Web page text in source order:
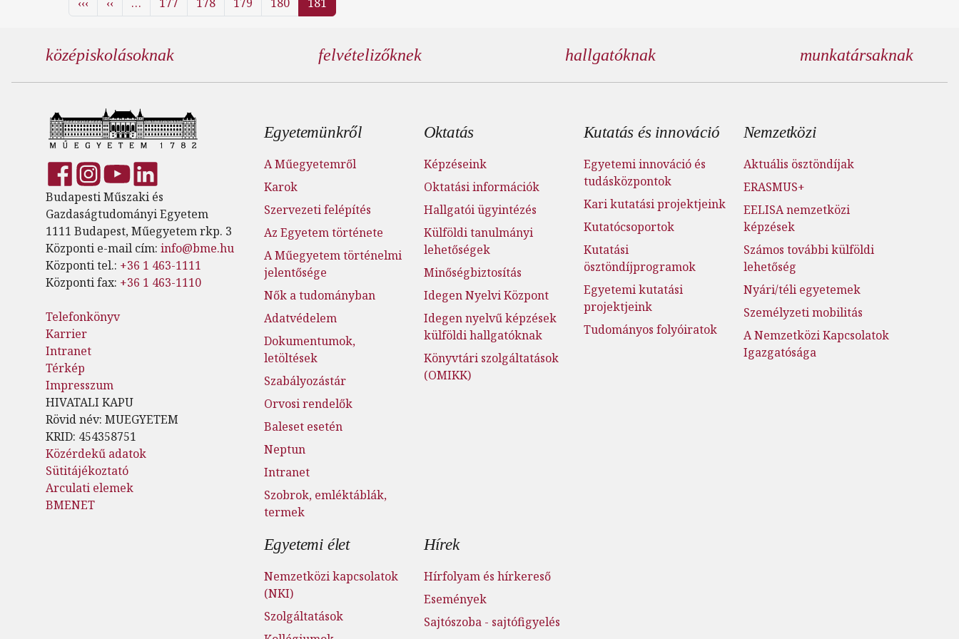
középiskolásoknak felvételizőknek hallgatóknak munkatársaknak
Budapesti Műszaki és
Gazdaságtudományi Egyetem
1111 Budapest, Műegyetem rkp. 3
Központi e-mail cím: info@bme.hu
Központi tel.: +36 1 463-1111
Központi fax: +36 1 463-1110
Telefonkönyv
Karrier
Intranet
Térkép
Impresszum
HIVATALI KAPU
Rövid név: MUEGYETEM
KRID: 454358751
Közérdekű adatok
Sütitájékoztató
Arculati elemek
BMENET
Lábléc menü
Egyetemünkről
A Műegyetemről
Karok
Szervezeti felépítés
Az Egyetem története
A Műegyetem történelmi
jelentősége
Nők a tudományban
Adatvédelem
Dokumentumok,
letöltések
Szabályozástár
Orvosi rendelők
Baleset esetén
Neptun
Intranet
Szobrok, emléktáblák,
termek
Oktatás
Képzéseink
Oktatási információk
Hallgatói ügyintézés
Külföldi tanulmányi
lehetőségek
Minőségbiztosítás
Idegen Nyelvi Központ
Idegen nyelvű képzések
külföldi hallgatóknak
Könyvtári szolgáltatások
(OMIKK)
Kutatás és innováció
Egyetemi innováció és
tudásközpontok
Kari kutatási projektjeink
Kutatócsoportok
Kutatási
ösztöndíjprogramok
Egyetemi kutatási
projektjeink
Tudományos folyóiratok
Nemzetközi
Aktuális ösztöndíjak
ERASMUS+
EELISA nemzetközi
képzések
Számos további külföldi
lehetőség
Nyári/téli egyetemek
Személyzeti mobilitás
A Nemzetközi Kapcsolatok
Igazgatósága
Egyetemi élet
Nemzetközi kapcsolatok
(NKI)
Szolgáltatások
Hírek
Hírfolyam és hírkereső
Események
Sajtószoba - sajtófigyelés